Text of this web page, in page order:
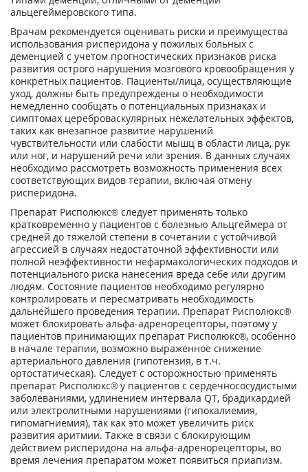
альцегеймеровского типа.
Врачам рекомендуется оценивать риски и преимущества
использования рисперидона у пожилых больных с
деменцией с учетом прогностических признаков риска
развития острого нарушения мозгового кровообращения у
конкретных пациентов. Пациенты/лица, осуществляющие
уход, должны быть предупреждены о необходимости
немедленно сообщать о потенциальных признаках и
симптомах цереброваскулярных нежелательных эффектов,
таких как внезапное развитие нарушений
чувствительности или слабости мышц в области лица, рук
или ног, и нарушений речи или зрения. В данных случаях
необходимо рассмотреть возможность применения всех
соответствующих видов терапии, включая отмену
рисперидона.
Препарат Рисполюкс® следует применять только
кратковременно у пациентов с болезнью Альцгеймера от
средней до тяжелой степени в сочетании с устойчивой
агрессией в случаях недостаточной эффективности или
полной неэффективности нефармакологических подходов и
потенциального риска нанесения вреда себе или другим
людям. Состояние пациентов необходимо регулярно
контролировать и пересматривать необходимость
дальнейшего проведения терапии. Препарат Рисполюкс®
может блокировать альфа-адренорецепторы, поэтому у
пациентов принимающих препарат Рисполюкс®, особенно
в начале терапии, возможно выраженное снижение
артериального давления (гипотензия, в т.ч.
ортостатическая). Следует с осторожностью применять
препарат Рисполюкс® у пациентов с сердечно­сосудистыми
заболеваниями, удлинением интервала QT, брадикардией
или электролитными нарушениями (гипокалиемия,
гипомагниемия), так как это может увеличить риск
развития аритмии. Также в связи с блокирующим
действием рисперидона на альфа-адренорецепторы, во
время лечения препаратом может появиться приапизм.